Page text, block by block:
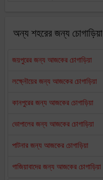
অন্য শহরের জন্য চোগাড়িয়া
জয়পুরের জন্য আজকের চোগাড়িয়া
লক্ষ্নৌয়ের জন্য আজকের চোগাড়িয়া
কানপুরের জন্য আজকের চোগাড়িয়া
ভোপালের জন্য আজকের চোগাড়িয়া
পাটনার জন্য আজকের চোগাড়িয়া
গাজিয়াবাদের জন্য আজকের চোগাড়িয়া